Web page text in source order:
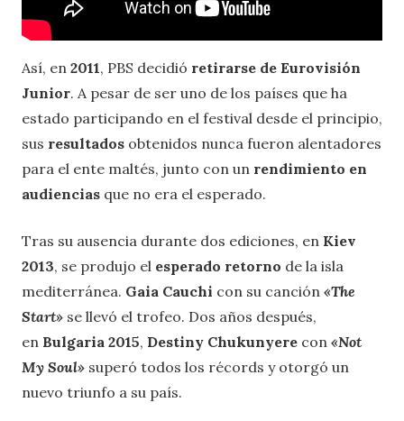
Así, en 2011, PBS decidió retirarse de Eurovisión
Junior. A pesar de ser uno de los países que ha
estado participando en el festival desde el principio,
sus resultados obtenidos nunca fueron alentadores
para el ente maltés, junto con un rendimiento en
audiencias que no era el esperado.
Tras su ausencia durante dos ediciones, en Kiev
2013, se produjo el esperado retorno de la isla
mediterránea. Gaia Cauchi con su canción «The
Start» se llevó el trofeo. Dos años después,
en Bulgaria 2015, Destiny Chukunyere con «Not
My Soul» superó todos los récords y otorgó un
nuevo triunfo a su país.